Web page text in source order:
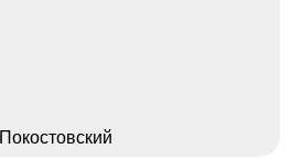
Покостовский